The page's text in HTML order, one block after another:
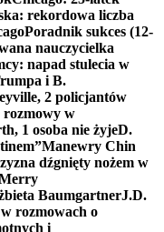
rekordowa liczba
Poradnik sukces (12-
nauczycielka
napad stulecia w
i B.
2 policjantów
rozmowy w
1 osoba nie żyjeD.
Manewry Chin
dźgnięty nożem w
BaumgartnerJ.D.
rozmowach o
i